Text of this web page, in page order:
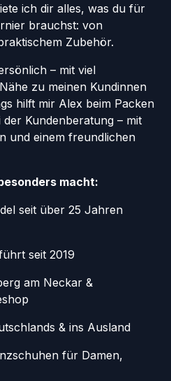
ich dir alles, was du für
brauchst: von
Zubehör.
– mit viel
zu meinen Kundinnen
hilft mir Alex beim Packen
Kundenberatung – mit
und einem freundlichen
macht:
seit über 25 Jahren
seit 2019
am Neckar &
& ins Ausland
für Damen,